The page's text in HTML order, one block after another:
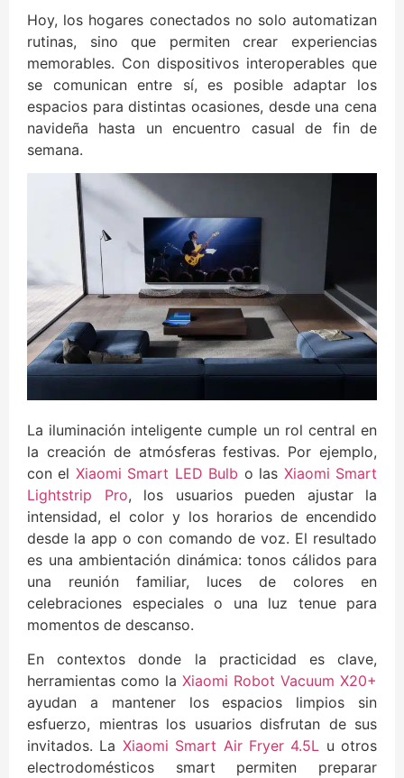
Hoy, los hogares conectados no solo automatizan
rutinas, sino que permiten crear experiencias
memorables. Con dispositivos interoperables que
se comunican entre sí, es posible adaptar los
espacios para distintas ocasiones, desde una cena
navideña hasta un encuentro casual de fin de
semana.
La iluminación inteligente cumple un rol central en
la creación de atmósferas festivas. Por ejemplo,
con el Xiaomi Smart LED Bulb o las Xiaomi Smart
Lightstrip Pro, los usuarios pueden ajustar la
intensidad, el color y los horarios de encendido
desde la app o con comando de voz. El resultado
es una ambientación dinámica: tonos cálidos para
una reunión familiar, luces de colores en
celebraciones especiales o una luz tenue para
momentos de descanso.
En contextos donde la practicidad es clave,
herramientas como la Xiaomi Robot Vacuum X20+
ayudan a mantener los espacios limpios sin
esfuerzo, mientras los usuarios disfrutan de sus
invitados. La Xiaomi Smart Air Fryer 4.5L u otros
electrodomésticos smart permiten preparar